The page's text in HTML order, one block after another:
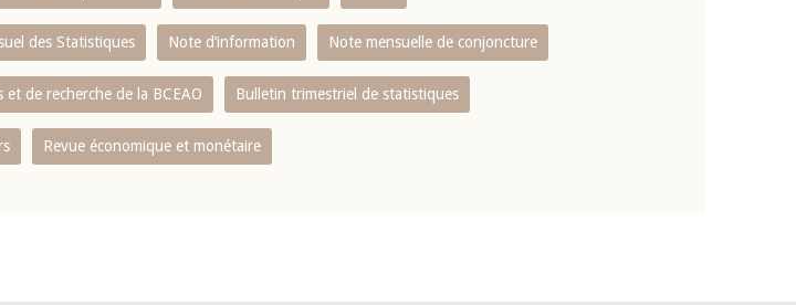
des Statistiques Note d’information Note mensuelle de conjoncture
et de recherche de la BCEAO Bulletin trimestriel de statistiques
Revue économique et monétaire